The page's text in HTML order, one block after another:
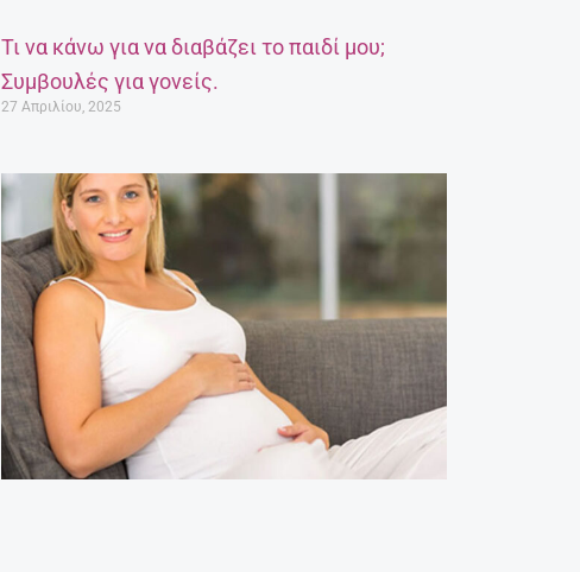
Τι να κάνω για να διαβάζει το παιδί μου;
Συμβουλές για γονείς.
27 Απριλίου, 2025